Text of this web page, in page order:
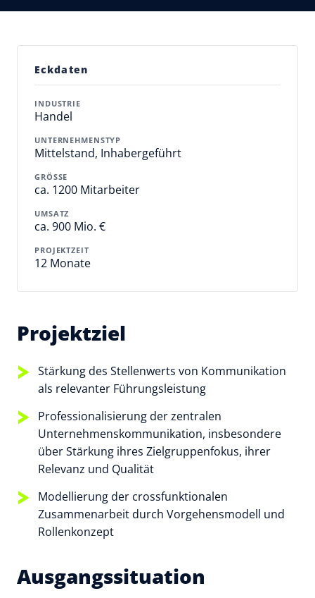
Eckdaten
INDUSTRIE
Handel
UNTERNEHMENSTYP
Mittelstand, Inhabergeführt
GRÖSSE
ca. 1200 Mitarbeiter
UMSATZ
ca. 900 Mio. €
PROJEKTZEIT
12 Monate
Projektziel
Stärkung des Stellenwerts von Kommunikation
als relevanter Führungsleistung
Professionalisierung der zentralen
Unternehmenskommunikation, insbesondere
über Stärkung ihres Zielgruppenfokus, ihrer
Relevanz und Qualität
Modellierung der crossfunktionalen
Zusammenarbeit durch Vorgehensmodell und
Rollenkonzept
Ausgangssituation